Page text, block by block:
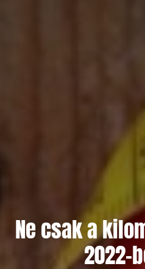
Ne csak a
2022-